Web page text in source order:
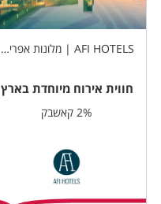
AFI HOTELS | מלונות אפריקה ישראל
חווית אירוח מיוחדת בארץ
2% קאשבק